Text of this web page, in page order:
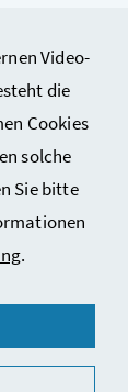
Video-
die
Cookies
solche
Sie bitte
.